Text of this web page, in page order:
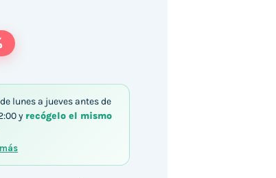
lunes a jueves antes de
y recógelo el mismo